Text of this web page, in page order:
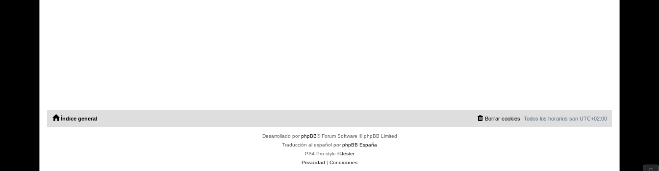
Índice general Todos los horarios son UTC+02:00
Borrar cookies
Desarrollado porphpBB® Forum Software © phpBB Limited
Traducción al español porphpBB España
PS4 Pro style ©Jester
Privacidad | Condiciones